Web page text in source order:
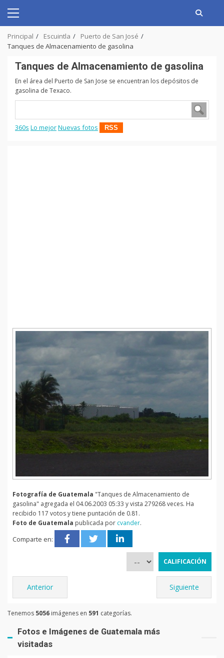
content
Primary
Principal Escuintla
Puerto de San José
Tanques de Almacenamiento de gasolina
Tanques de Almacenamiento de gasolina
En el área del Puerto de San Jose se encuentran los depósitos de
gasolina de Texaco.
360s Lo mejorNuevas fotos RSS
Fotografía de Guatemala "Tanques de Almacenamiento de
gasolina" agregada el 04.06.2003 05:33 y vista 279268 veces. Ha
recibido 117 votos y tiene puntación de 0.81.
Foto de Guatemala publicada por cvander.
Comparte en:
Anterior Siguiente
Tenemos 5056 imágenes en 591 categorías.
Fotos e Imágenes de Guatemala más
visitadas